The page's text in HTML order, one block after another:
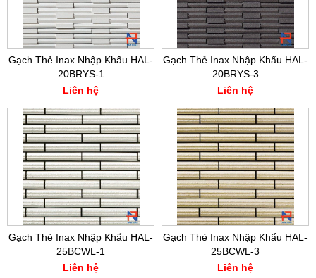
Gạch Thẻ Inax Nhập Khẩu HAL-
20BRYS-1
Liên hệ
Gạch Thẻ Inax Nhập Khẩu HAL-
20BRYS-3
Liên hệ
Gạch Thẻ Inax Nhập Khẩu HAL-
25BCWL-1
Liên hệ
Gạch Thẻ Inax Nhập Khẩu HAL-
25BCWL-3
Liên hệ